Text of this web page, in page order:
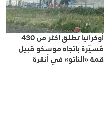
أوكرانيا تطلق أكثر من 430
مُسيّرة باتجاه موسكو قبيل
قمة «الناتو» في أنقرة